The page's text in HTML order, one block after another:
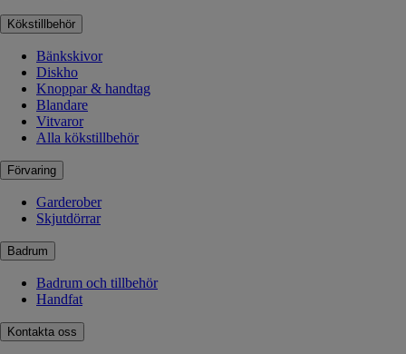
Kökstillbehör
Bänkskivor
Diskho
Knoppar & handtag
Blandare
Vitvaror
Alla kökstillbehör
Förvaring
Garderober
Skjutdörrar
Badrum
Badrum och tillbehör
Handfat
Kontakta oss